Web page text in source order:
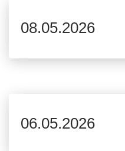
08.05.2026
06.05.2026